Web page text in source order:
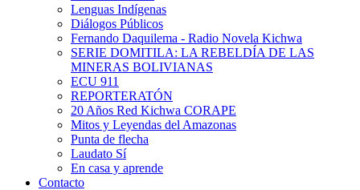
Lenguas Indígenas
Diálogos Públicos
Fernando Daquilema - Radio Novela Kichwa
SERIE DOMITILA: LA REBELDÍA DE LAS
MINERAS BOLIVIANAS
ECU 911
REPORTERATÓN
20 Años Red Kichwa CORAPE
Mitos y Leyendas del Amazonas
Punta de flecha
Laudato Sí
En casa y aprende
Contacto